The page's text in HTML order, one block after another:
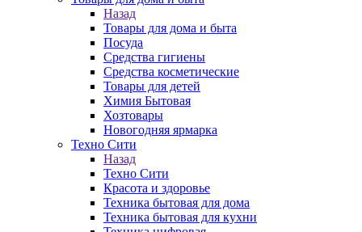
Назад
Товары для дома и быта
Посуда
Средства гигиены
Средства косметические
Товары для детей
Химия Бытовая
Хозтовары
Новогодняя ярмарка
Техно Сити
Назад
Техно Сити
Красота и здоровье
Техника бытовая для дома
Техника бытовая для кухни